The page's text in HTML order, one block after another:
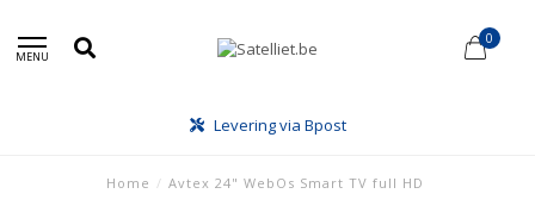
MENU
0
Levering via Bpost
Home / Avtex 24" WebOs Smart TV full HD